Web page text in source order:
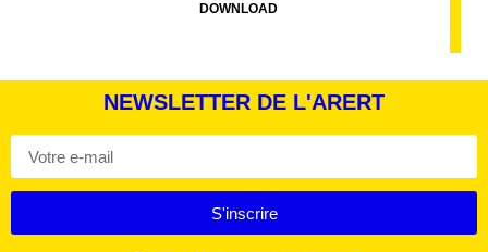
DOWNLOAD
NEWSLETTER DE L'ARERT
S'inscrire